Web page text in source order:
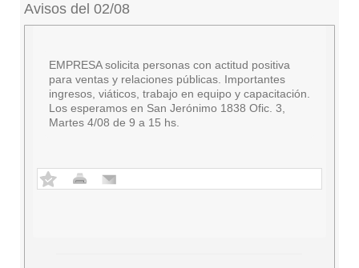
Avisos del 02/08
EMPRESA solicita personas con actitud positiva
para ventas y relaciones públicas. Importantes
ingresos, viáticos, trabajo en equipo y capacitación.
Los esperamos en San Jerónimo 1838 Ofic. 3,
Martes 4/08 de 9 a 15 hs.